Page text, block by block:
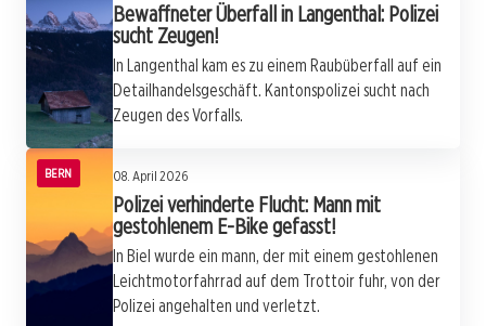
Bewaffneter Überfall in Langenthal: Polizei
sucht Zeugen!
In Langenthal kam es zu einem Raubüberfall auf ein
Detailhandelsgeschäft. Kantonspolizei sucht nach
Zeugen des Vorfalls.
BERN 08. April 2026
Polizei verhinderte Flucht: Mann mit
gestohlenem E-Bike gefasst!
In Biel wurde ein mann, der mit einem gestohlenen
Leichtmotorfahrrad auf dem Trottoir fuhr, von der
Polizei angehalten und verletzt.